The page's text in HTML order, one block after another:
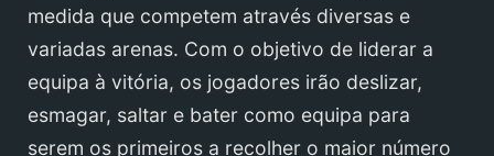
medida que competem através diversas e
variadas arenas. Com o objetivo de liderar a
equipa à vitória, os jogadores irão deslizar,
esmagar, saltar e bater como equipa para
serem os primeiros a recolher o maior número